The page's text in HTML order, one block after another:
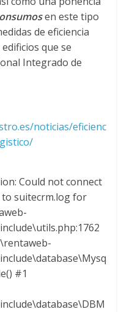
en este tipo
de eficiencia
que se
Integrado de
noticias/eficienc
Could not connect
suitecrm.log for
#1